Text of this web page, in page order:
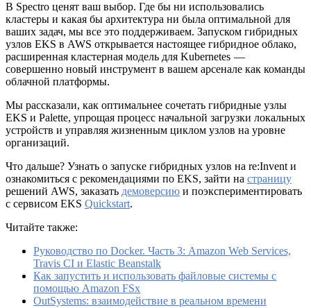
В Spectro ценят ваш выбор. Где бы ни использовались
кластеры и какая бы архитектура ни была оптимальной для
ваших задач, мы все это поддерживаем. Запуском гибридных
узлов EKS в AWS открывается настоящее гибридное облако,
расширенная кластерная модель для Kubernetes —
совершенно новый инструмент в вашем арсенале как команды
облачной платформы.
Мы рассказали, как оптимальнее сочетать гибридные узлы
EKS и Palette, упрощая процесс начальной загрузки локальных
устройств и управляя жизненным циклом узлов на уровне
организаций.
Что дальше? Узнать о запуске гибридных узлов на re:Invent и
ознакомиться с рекомендациями по EKS, зайти на страницу
решений AWS, заказать демоверсию и поэкспериментировать
с сервисом EKS Quickstart.
Читайте также:
Руководство по Docker. Часть 3: Amazon Web Services,
Travis CI и Elastic Beanstalk
Как запустить и использовать файловые системы с
помощью Amazon FSx
OutSystems: взаимодействие в реальном времени